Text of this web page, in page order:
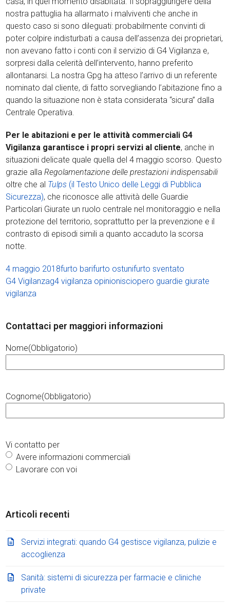
nostra pattuglia ha allarmato i malviventi che anche in
questo caso si sono dileguati: probabilmente convinti di
poter colpire indisturbati a causa dell’assenza dei proprietari,
non avevano fatto i conti con il servizio di G4 Vigilanza e,
sorpresi dalla celerità dell’intervento, hanno preferito
allontanarsi. La nostra Gpg ha atteso l’arrivo di un referente
nominato dal cliente, di fatto sorvegliando l’abitazione fino a
quando la situazione non è stata considerata “sicura” dalla
Centrale Operativa.
Per le abitazioni e per le attività commerciali G4
Vigilanza garantisce i propri servizi al cliente, anche in
situazioni delicate quale quella del 4 maggio scorso. Questo
grazie allaRegolamentazione delle prestazioni indispensabili
oltre che al Tulps (il Testo Unico delle Leggi di Pubblica
Sicurezza), che riconosce alle attività delle Guardie
Particolari Giurate un ruolo centrale nel monitoraggio e nella
protezione del territorio, soprattutto per la prevenzione e il
contrasto di episodi simili a quanto accaduto la scorsa
notte.
4 maggio 2018furto barifurto ostunifurto sventato
G4 Vigilanzag4 vigilanza opinionisciopero guardie giurate
vigilanza
Contattaci per maggiori informazioni
Nome(Obbligatorio)
Cognome(Obbligatorio)
Vi contatto per
Avere informazioni commerciali
Lavorare con voi
Articoli recenti
Servizi integrati: quando G4 gestisce vigilanza, pulizie e
accoglienza
Sanità: sistemi di sicurezza per farmacie e cliniche
private